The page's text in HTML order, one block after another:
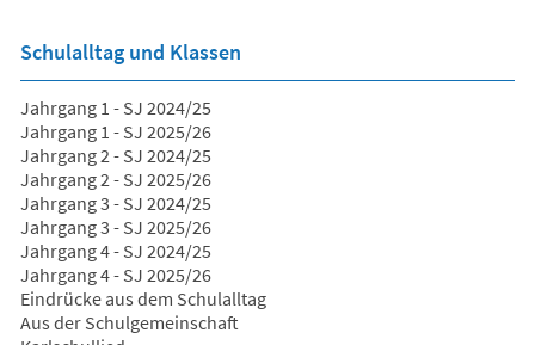
Schulalltag und Klassen
Jahrgang 1 - SJ 2024/25
Jahrgang 1 - SJ 2025/26
Jahrgang 2 - SJ 2024/25
Jahrgang 2 - SJ 2025/26
Jahrgang 3 - SJ 2024/25
Jahrgang 3 - SJ 2025/26
Jahrgang 4 - SJ 2024/25
Jahrgang 4 - SJ 2025/26
Eindrücke aus dem Schulalltag
Aus der Schulgemeinschaft